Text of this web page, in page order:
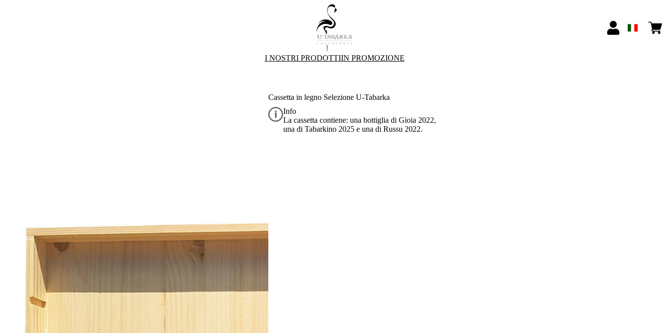
I NOSTRI PRODOTTIIN PROMOZIONE
Cassetta in legno Selezione U-Tabarka
Info
La cassetta contiene: una bottiglia di Gioia 2022,
una di Tabarkino 2025 e una di Russu 2022.